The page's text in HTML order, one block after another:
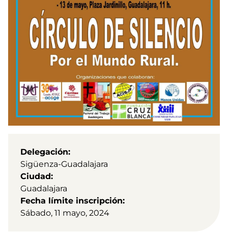
Delegación
Sigüenza-Guadalajara
Ciudad
Guadalajara
Fecha límite inscripción
Sábado, 11 mayo, 2024